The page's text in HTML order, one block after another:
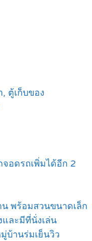
, ตู้เก็บของ
อดรถเพิ่มได้อีก 2
พร้อมสวนขนาดเล็ก
ละมีที่นั่งเล่น
บ้านร่มเย็นวิว